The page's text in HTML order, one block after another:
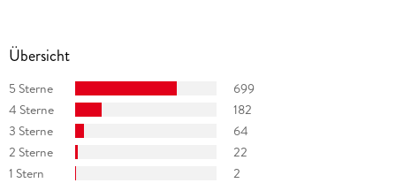
Übersicht
5 Sterne
699
4 Sterne
182
3 Sterne
64
2 Sterne
22
1 Stern
2